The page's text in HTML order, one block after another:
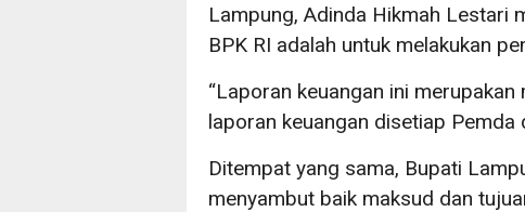
Lampung, Adinda Hikmah Lestari
BPK RI adalah untuk melakukan
“Laporan keuangan ini
laporan keuangan disetiap Pemda
Ditempat yang sama, Bupati
menyambut baik maksud dan